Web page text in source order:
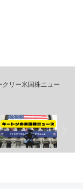
クリー米国株ニュー